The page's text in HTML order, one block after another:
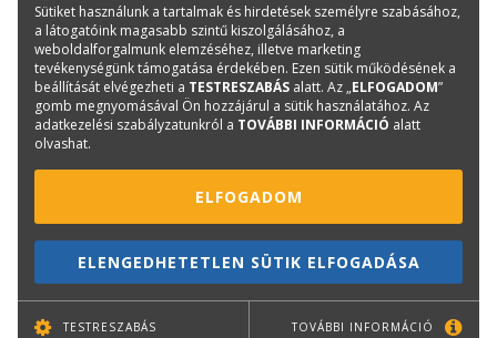
Kiadó:
Szega Books
Kérdése van?
+36 70 670 5194
Sütiket használunk a tartalmak és hirdetések személyre szabásához,
a látogatóink magasabb szintű kiszolgálásához, a
weboldalforgalmunk elemzéséhez, illetve marketing
tevékenységünk támogatása érdekében. Ezen sütik működésének a
beállítását elvégezheti a TESTRESZABÁS alatt. Az „ELFOGADOM”
gomb megnyomásával Ön hozzájárul a sütik használatához. Az
adatkezelési szabályzatunkról a TOVÁBBI INFORMÁCIÓ alatt
olvashat.
ELFOGADOM
ELENGEDHETETLEN SÜTIK ELFOGADÁSA
TESTRESZABÁS TOVÁBBI INFORMÁCIÓ